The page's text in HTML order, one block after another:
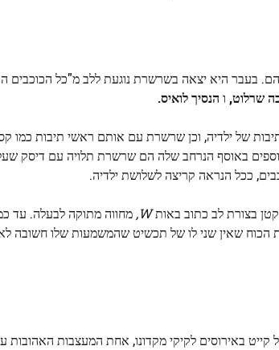
בעבר היא יצאה בשרשרת נוגעת ללב מ"כל הכוכבים
שרלוט, ו הנסיך לואיס.
של ילדיה, וכן שרשרת עם אותם ראשי תיבות כמו
באוסף הנרחב שלה הם שרשרת תלויה עם דיסק
ככל הנראה קריצה לשלושת ילדיה.
בצורת לב כתוב באותW, מחווה מתוקה לבעלה. עד
הכוח שאין שני לו של תכשיט שהמשמעות שלו חשובה
קייט באירוסים לקיקי מקדונו, אחת המעצבות האהובות